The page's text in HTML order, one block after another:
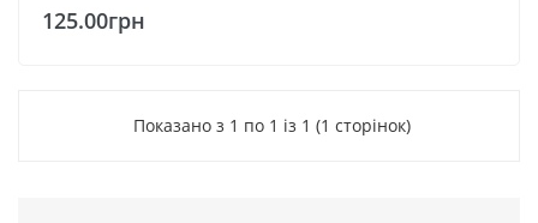
125.00грн
Показано з 1 по 1 із 1 (1 сторінок)